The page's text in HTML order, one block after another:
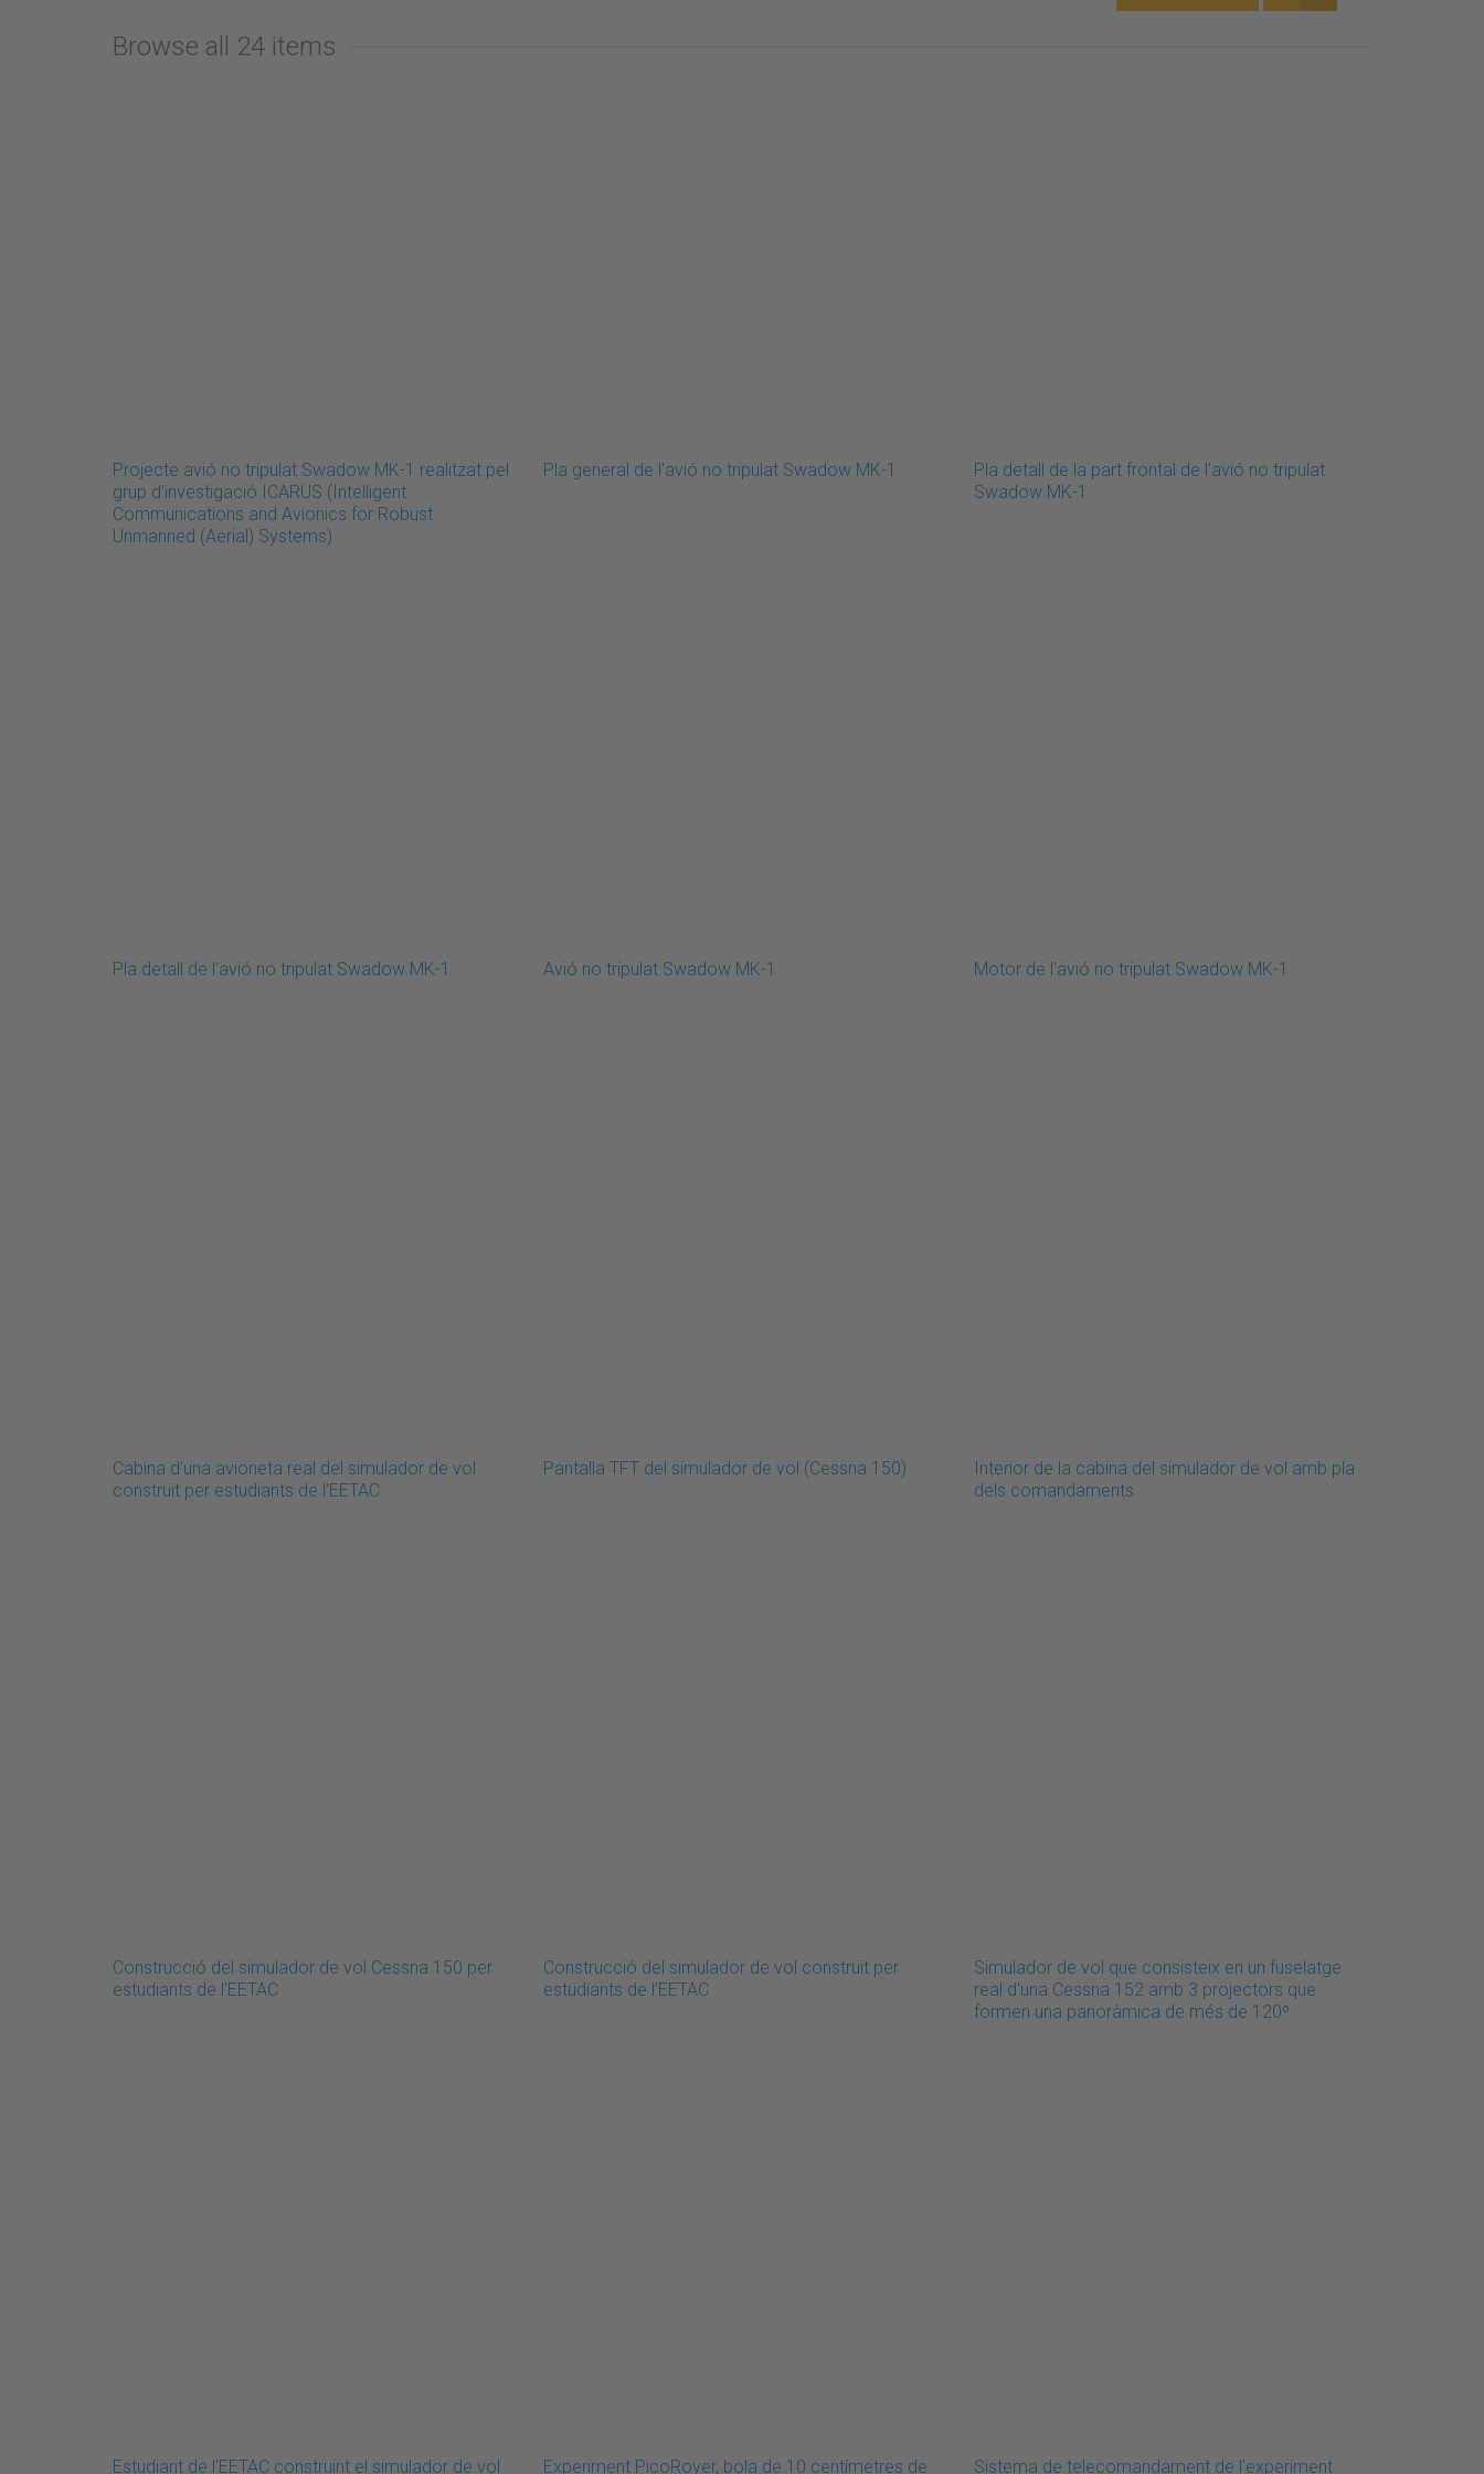
Browse all 24 items
Projecte avió no tripulat Swadow MK-1 realitzat pel
grup d'investigació ICARUS (Intelligent
Communications and Avionics for Robust
Unmanned (Aerial) Systems)
Pla general de l'avió no tripulat Swadow MK-1
Pla detall de la part frontal de l'avió no tripulat
Swadow MK-1
Pla detall de l'avió no tripulat Swadow MK-1 Avió no tripulat Swadow MK-1 Motor de l'avió no tripulat Swadow MK-1
Cabina d’una avioneta real del simulador de vol
construït per estudiants de l’EETAC
Pantalla TFT del simulador de vol (Cessna 150)
Interior de la cabina del simulador de vol amb pla
dels comandaments
Construcció del simulador de vol Cessna 150 per
estudiants de l'EETAC
Construcció del simulador de vol construït per
estudiants de l’EETAC
Simulador de vol que consisteix en un fuselatge
real d'una Cessna 152 amb 3 projectors que
formen una panoràmica de més de 120º
Estudiant de l'EETAC construint el simulador de vol
Experiment PicoRover, bola de 10 centímetres de
Sistema de telecomandament de l'experiment